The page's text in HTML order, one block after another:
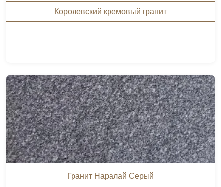
Королевский кремовый гранит
Гранит Наралай Серый